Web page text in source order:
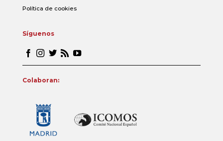
Política de cookies
Síguenos
Colaboran: